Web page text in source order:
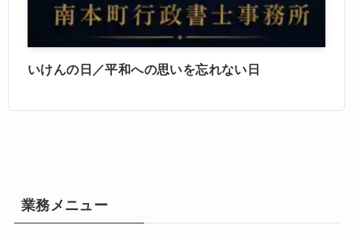
いけんの日／平和への思いを忘れない日
業務メニュー